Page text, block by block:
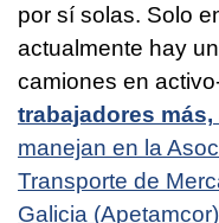
por sí solas. Solo
actualmente hay
camiones en
trabajadores más,
manejan en la
Transporte de
Galicia